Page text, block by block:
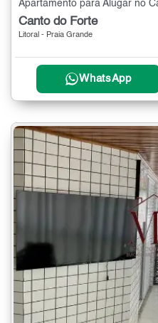
Canto do Forte
Litoral - Praia Grande
WhatsApp